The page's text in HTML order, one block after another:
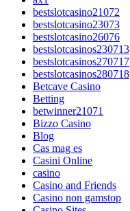
bestslotcasino21072
bestslotcasino23073
bestslotcasino26076
bestslotcasinos230713
bestslotcasinos270717
bestslotcasinos280718
Betcave Casino
Betting
betwinner21071
Bizzo Casino
Blog
Cas mag es
Casini Online
casino
Casino and Friends
Casino non gamstop